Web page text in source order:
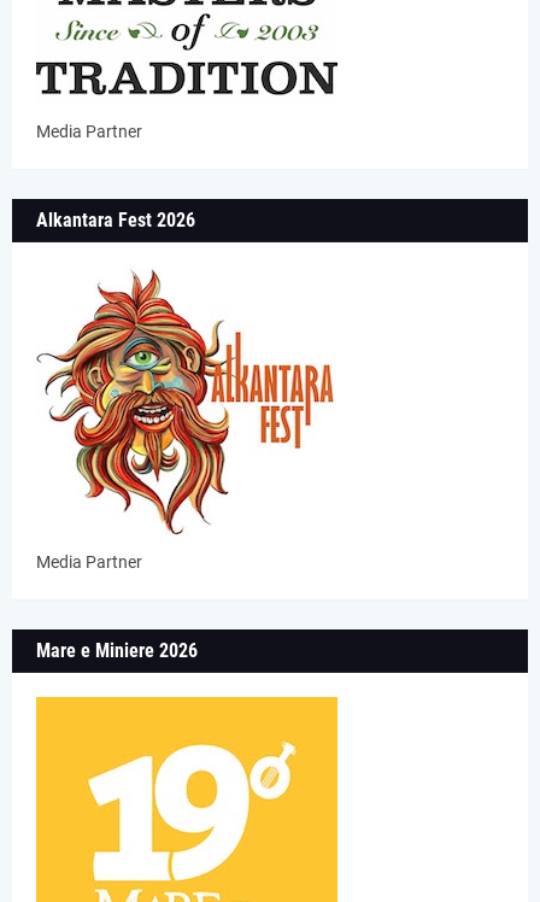
Media Partner
Alkantara Fest 2026
Media Partner
Mare e Miniere 2026